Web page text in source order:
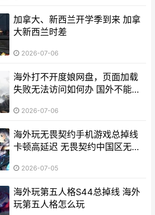
加拿大、新西兰开学季到来 加拿
大新西兰时差
2026-07-06
海外打不开度娘网盘，页面加载
失败无法访问如何办 国外不能用
2026-07-06
海外玩无畏契约手机游戏总掉线
卡顿高延迟 无畏契约中国区无法
2026-07-05
海外玩第五人格S44总掉线 海外
玩第五人格怎么玩